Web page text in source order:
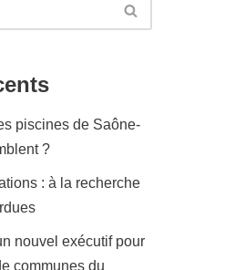
piscines de Saône-
?
: à la recherche
nouvel exécutif pour
communes du